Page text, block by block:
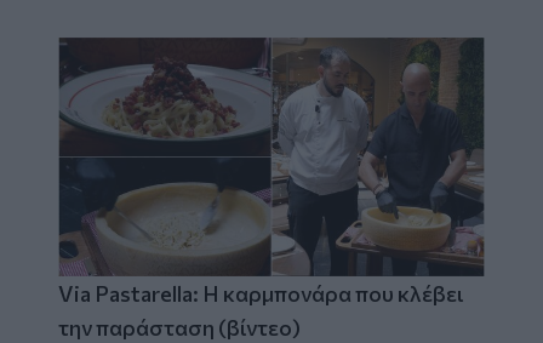
Via Pastarella: Η καρμπονάρα που κλέβει
την παράσταση (βίντεο)